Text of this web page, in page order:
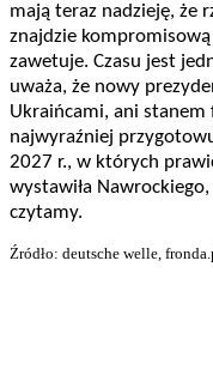
mają teraz nadzieję, że
znajdzie
zawetuje. Czasu jest
uważa, że nowy
Ukraińcami, ani stanem
najwyraźniej
2027 r., w których
wystawiła
czytamy.
Źródło: deutsche welle,